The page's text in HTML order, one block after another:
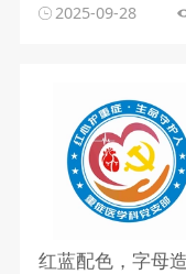
2025-09-28